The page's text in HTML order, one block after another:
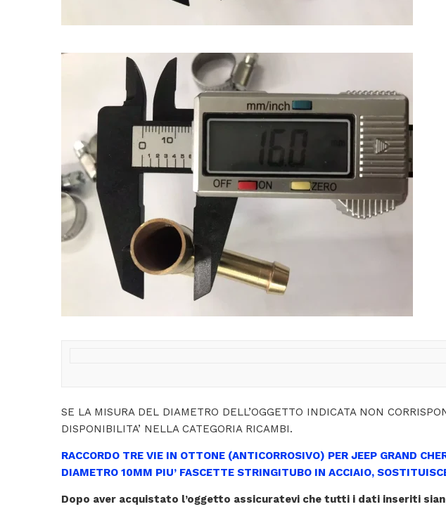
SE LA MISURA DEL DIAMETRO DELL’OGGETTO INDICATA NON
DISPONIBILITA’ NELLA CATEGORIA RICAMBI.
RACCORDO TRE VIE IN OTTONE (ANTICORROSIVO) PER JEEP GRAND
DIAMETRO 10MM PIU’ FASCETTE STRINGITUBO IN ACCIAIO,
Dopo aver acquistato l’oggetto assicuratevi che tutti i dati inseriti